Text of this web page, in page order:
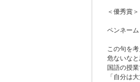
＜優秀賞＞
ペンネー
この句を
危ないな
国語の授
「自分は